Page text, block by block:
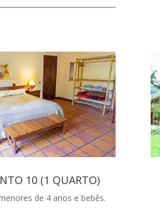
10 (1 QUARTO)
de 4 anos e bebês.